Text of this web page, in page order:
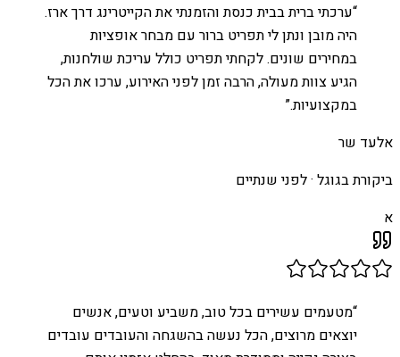
“ערכתי ברית בבית כנסת והזמנתי את הקייטרינג דרך ארז.
היה מובן ונתן לי תפריט ברור עם מבחר אופציות
במחירים שונים. לקחתי תפריט כולל עריכת שולחנות,
הגיע צוות מעולה, הרבה זמן לפני האירוע, ערכו את הכל
במקצועיות.”
אלעד שר
ביקורת בגוגל ·לפני שנתיים
א
“מטעמים עשירים בכל טוב, משביע וטעים, אנשים
יוצאים מרוצים, הכל נעשה בהשגחה והעובדים עובדים